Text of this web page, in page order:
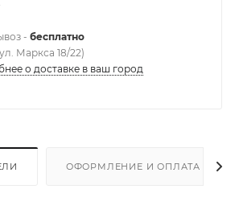
- бесплатно
Маркса 18/22)
о доставке в ваш город
ОФОРМЛЕНИЕ И ОПЛАТА